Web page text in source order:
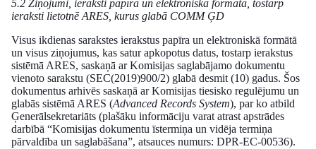
5.2 Ziņojumi, ieraksti papīra un elektroniskā formātā, tostarp
ieraksti lietotnē ARES, kurus glabā COMM ĢD
Visus ikdienas sarakstes ierakstus papīra un elektroniskā formātā
un visus ziņojumus, kas satur apkopotus datus, tostarp ierakstus
sistēmā ARES, saskaņā ar Komisijas saglabājamo dokumentu
vienoto sarakstu (SEC(2019)900/2) glabā desmit (10) gadus. Šos
dokumentus arhivēs saskaņā ar Komisijas tiesisko regulējumu un
glabās sistēmā ARES (Advanced Records System), par ko atbild
Ģenerālsekretariāts (plašāku informāciju varat atrast apstrādes
darbībā “Komisijas dokumentu īstermiņa un vidēja termiņa
pārvaldība un saglabāšana”, atsauces numurs: DPR-EC-00536).